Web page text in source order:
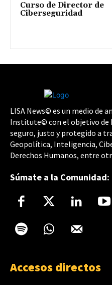
Curso de Director de
Ciberseguridad
LISA News© es un medio de
Institute© con el objetivo de
seguro, justo y protegido a
Geopolítica, Inteligencia,
Derechos Humanos, entre
Súmate a la Comunidad:
Accesos directos